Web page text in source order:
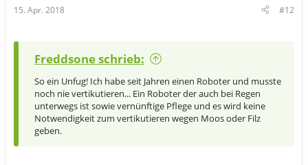
15. Apr. 2018 #12
Freddsone schrieb:
So ein Unfug! Ich habe seit Jahren einen Roboter und musste
noch nie vertikutieren... Ein Roboter der auch bei Regen
unterwegs ist sowie vernünftige Pflege und es wird keine
Notwendigkeit zum vertikutieren wegen Moos oder Filz
geben.